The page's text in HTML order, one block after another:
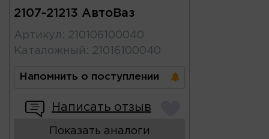
2107-21213 АвтоВаз
Артикул : 210106100040
Каталожный : 21016100040
Напомнить о поступлении
Написать отзыв
Показать аналоги